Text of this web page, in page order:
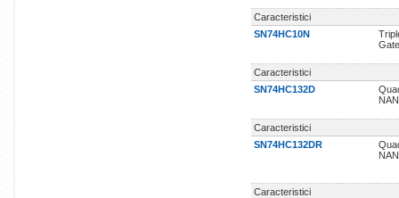
Caracteristici
SN74HC10N
Caracteristici
SN74HC132D
Caracteristici
SN74HC132DR
Caracteristici